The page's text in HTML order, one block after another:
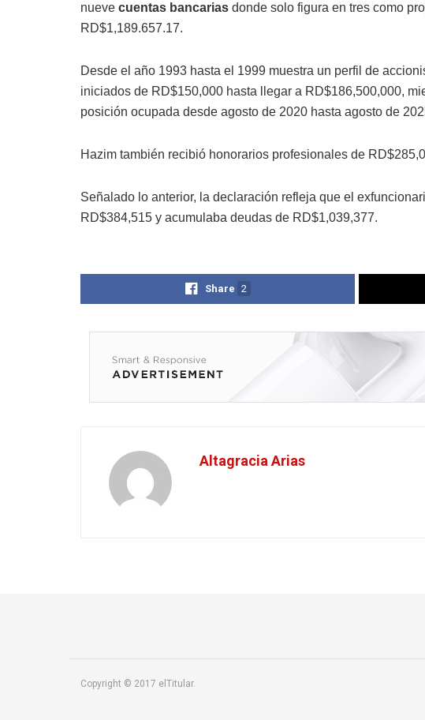
nueve cuentas bancarias donde solo figura en tres como
RD$1,189.657.17.
Desde el año 1993 hasta el 1999 muestra un perfil de
iniciados de RD$150,000 hasta llegar a RD$186,500,000,
posición ocupada desde agosto de 2020 hasta agosto de
Hazim también recibió honorarios profesionales de
Señalado lo anterior, la declaración refleja que el
RD$384,515 y acumulaba deudas de RD$1,039,377.
Share 2
Altagracia Arias
Copyright © 2017 elTitular.